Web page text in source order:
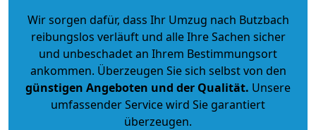
Wir sorgen dafür, dass Ihr Umzug nach Butzbach
reibungslos verläuft und alle Ihre Sachen sicher
und unbeschadet an Ihrem Bestimmungsort
ankommen. Überzeugen Sie sich selbst von den
günstigen Angeboten und der Qualität. Unsere
umfassender Service wird Sie garantiert
überzeugen.